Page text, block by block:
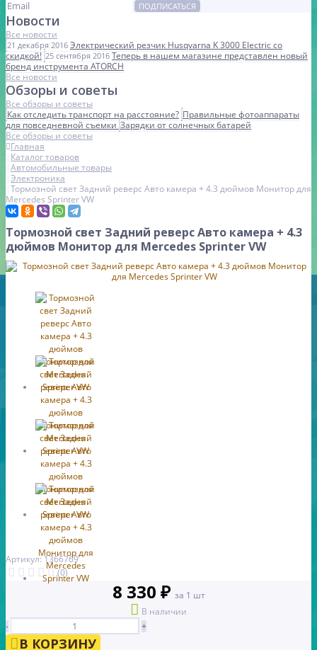
ПОДПИСАТЬСЯ
Новости
Все новости
21 декабря 2016 Электрический резчик Husqvarna K 3000 Electric со
скидкой! 25 сентября 2016 Теперь в нашем магазине представлен новый
бренд инструмента ATORCH
Все новости
Обзоры и советы
Все обзоры и советы
Как отследить транспорт на расстояние? Правильные фотоаппараты
для повседневной съемкиЗарядки от солнечных батарей
Все обзоры и советы
Главная
Каталог товаров
Автомобильные товары
Электроника
Тормозной свет Задний реверс Авто камера + 4.3 дюймов Монитор для
Mercedes Sprinter VW
Тормозной свет Задний реверс Авто камера + 4.3
дюймов Монитор для Mercedes Sprinter VW
Артикул: 1366769
(0)
8 330 ₽ за 1 шт
В наличии
-
+
В КОРЗИНУ